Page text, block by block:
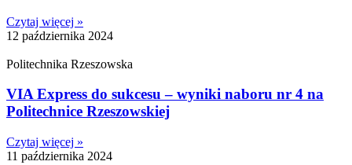
Czytaj więcej »
12 października 2024
Politechnika Rzeszowska
VIA Express do sukcesu – wyniki naboru nr 4 na
Politechnice Rzeszowskiej
Czytaj więcej »
11 października 2024